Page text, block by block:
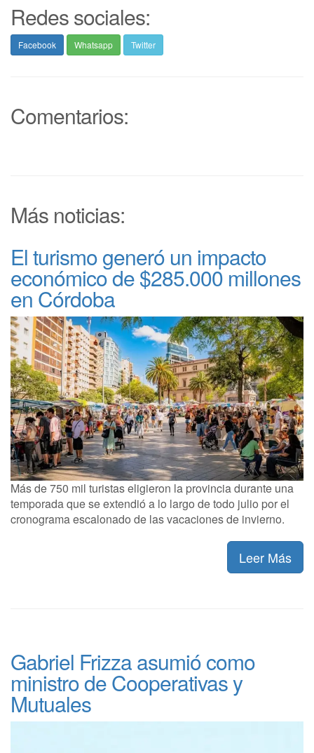
Redes sociales:
Facebook Whatsapp Twitter
Comentarios:
Más noticias:
El turismo generó un impacto
económico de $285.000 millones
en Córdoba
Más de 750 mil turistas eligieron la provincia durante una
temporada que se extendió a lo largo de todo julio por el
cronograma escalonado de las vacaciones de invierno.
Leer Más
Gabriel Frizza asumió como
ministro de Cooperativas y
Mutuales